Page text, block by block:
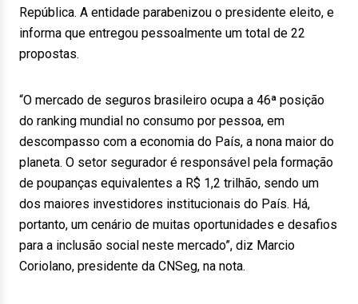
República. A entidade parabenizou o presidente eleito, e
informa que entregou pessoalmente um total de 22
propostas.
“O mercado de seguros brasileiro ocupa a 46ª posição
do ranking mundial no consumo por pessoa, em
descompasso com a economia do País, a nona maior do
planeta. O setor segurador é responsável pela formação
de poupanças equivalentes a R$ 1,2 trilhão, sendo um
dos maiores investidores institucionais do País. Há,
portanto, um cenário de muitas oportunidades e desafios
para a inclusão social neste mercado”, diz Marcio
Coriolano, presidente da CNSeg, na nota.